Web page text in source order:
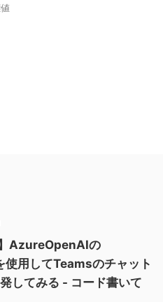
AzureOpenAIの
使用してTeamsのチャット
してみる - コード書いて